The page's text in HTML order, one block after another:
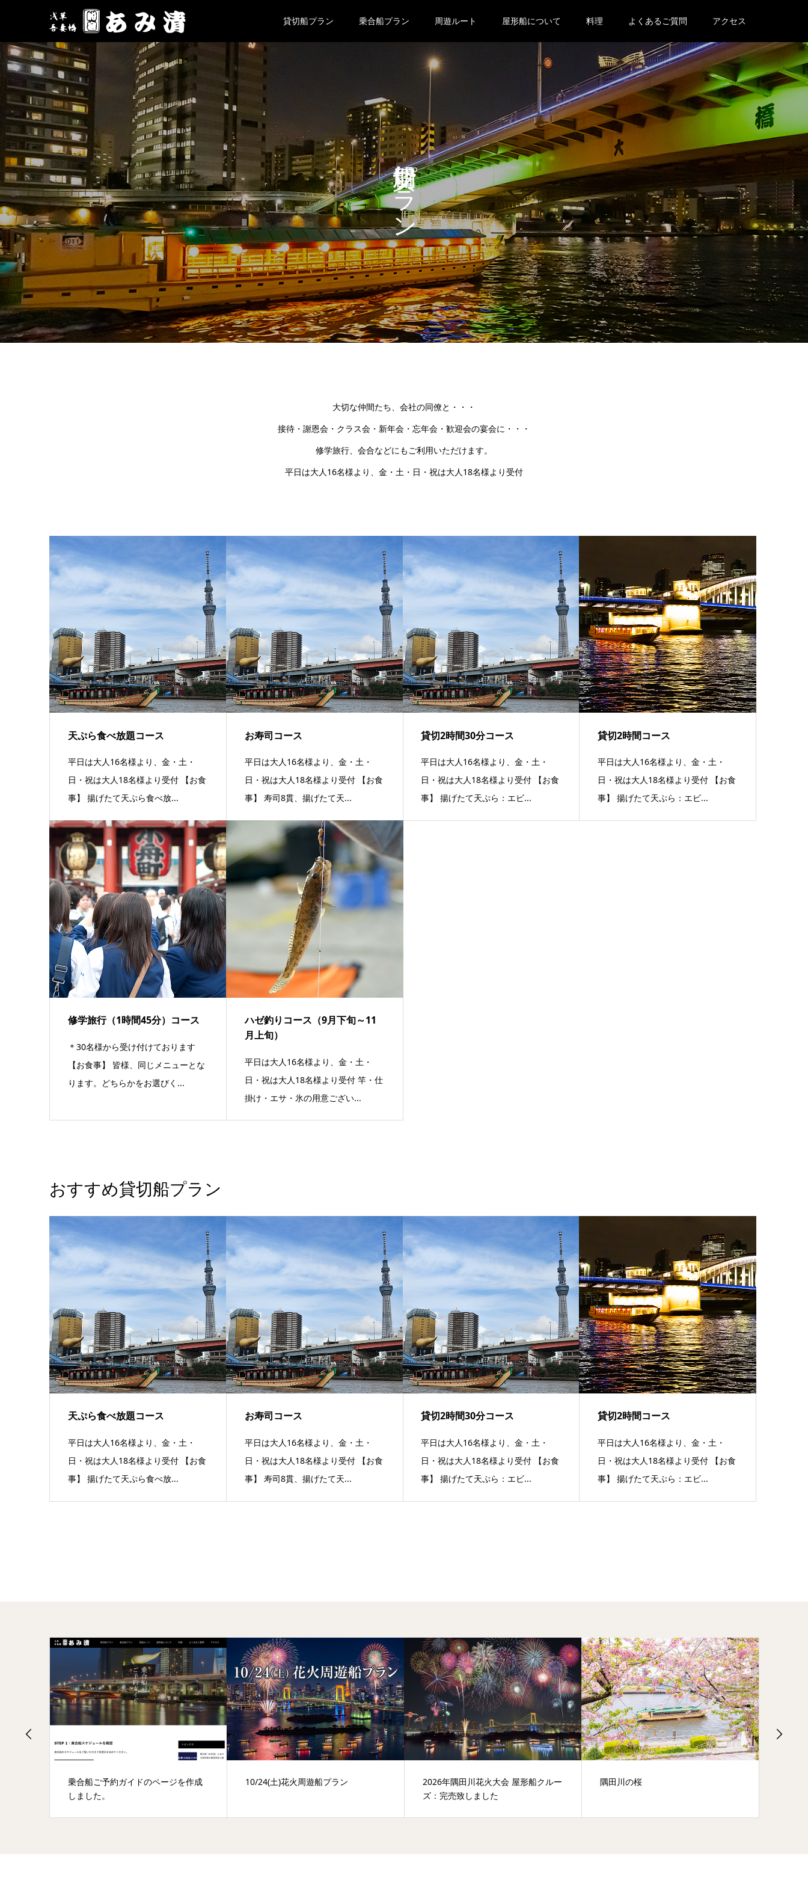
貸切船プラン 乗合船プラン 周遊ルート 屋形船について 料理 よくあるご質問 アクセス
貸切船プラン
大切な仲間たち、会社の同僚と・・・
接待・謝恩会・クラス会・新年会・忘年会・歓迎会の宴会に・・・
修学旅行、会合などにもご利用いただけます。
平日は大人16名様より、金・土・日・祝は大人18名様より受付
天ぷら食べ放題コース
平日は大人16名様より、金・土・
日・祝は大人18名様より受付 【お食
事】 揚げたて天ぷら食べ放...
お寿司コース
平日は大人16名様より、金・土・
日・祝は大人18名様より受付 【お食
事】 寿司8貫、揚げたて天...
貸切2時間30分コース
平日は大人16名様より、金・土・
日・祝は大人18名様より受付 【お食
事】 揚げたて天ぷら：エビ...
貸切2時間コース
平日は大人16名様より、金・土・
日・祝は大人18名様より受付 【お食
事】 揚げたて天ぷら：エビ...
修学旅行（1時間45分）コース
＊30名様から受け付けております
【お食事】 皆様、同じメニューとな
ります。どちらかをお選びく...
ハゼ釣りコース（9月下旬～11
月上旬）
平日は大人16名様より、金・土・
日・祝は大人18名様より受付 竿・仕
掛け・エサ・氷の用意ござい...
おすすめ貸切船プラン
天ぷら食べ放題コース
平日は大人16名様より、金・土・
日・祝は大人18名様より受付 【お食
事】 揚げたて天ぷら食べ放...
お寿司コース
平日は大人16名様より、金・土・
日・祝は大人18名様より受付 【お食
事】 寿司8貫、揚げたて天...
貸切2時間30分コース
平日は大人16名様より、金・土・
日・祝は大人18名様より受付 【お食
事】 揚げたて天ぷら：エビ...
貸切2時間コース
平日は大人16名様より、金・土・
日・祝は大人18名様より受付 【お食
事】 揚げたて天ぷら：エビ...
10/24(土)花火周遊船プラン
2026年隅田川花火大会 屋形船クルー
隅田川の桜
繁忙期（お花見）における貸切船の